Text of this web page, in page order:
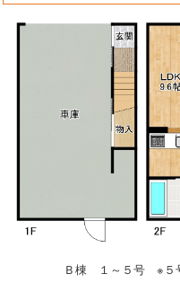
Ｂ棟 １～５号 ※５